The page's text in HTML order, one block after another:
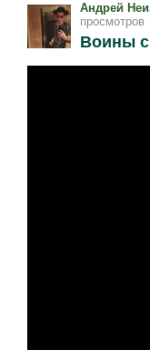
Андрей
просмотров
Воины